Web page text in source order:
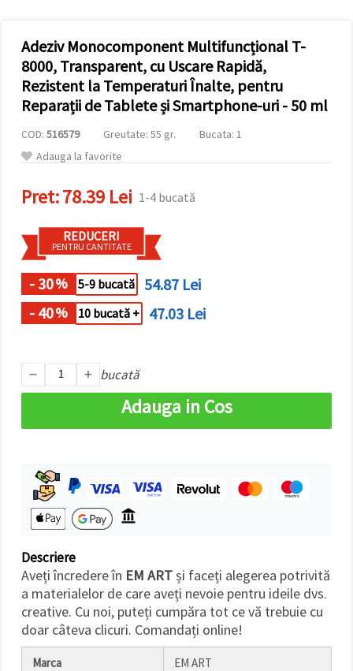
vă indicați
preferințele
în setări
un tip de
cookie -uri
dat și
făcând clic
pe butonul
"Salvați"
Аcceptati
Setări
Adeziv Monocomponent Multifuncțional T-
8000, Transparent, cu Uscare Rapidă,
Rezistent la Temperaturi Înalte, pentru
Reparații de Tablete și Smartphone-uri - 50 ml
COD: 516579 Greutate: 55 gr.
Bucata: 1
Adauga la favorite
Pret:78.39 Lei 1-4 bucată
REDUCERI
PENTRU CANTITATE
- 30% 5-9 bucată 54.87 Lei
- 40% 10 bucată + 47.03 Lei
bucată
Adauga in Cos
Descriere
Aveți încredere în EM ARTși faceți alegerea potrivită
a materialelor de care aveți nevoie pentru ideile dvs.
creative. Cu noi, puteți cumpăra tot ce vă trebuie cu
doar câteva clicuri. Comandați online!
Marca EM ART